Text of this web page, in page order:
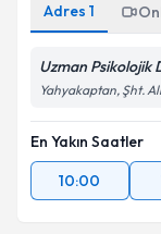
Adres 1
Uzman Psikolojik
Yahyakaptan, Şht.
En Yakın Saatler
10:00